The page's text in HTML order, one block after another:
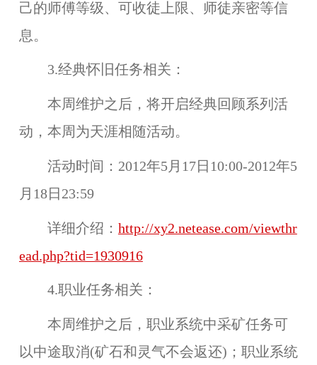
己的师傅等级、可收徒上限、师徒亲密等信
息。
3.经典怀旧任务相关：
本周维护之后，将开启经典回顾系列活
动，本周为天涯相随活动。
活动时间： 2012年5月17日10:00-2012年5
月18日23:59
详细介绍： http://xy2.netease.com/viewthr
ead.php?tid=1930916
4.职业任务相关：
本周维护之后，职业系统中采矿任务可
以中途取消(矿石和灵气不会返还)；职业系统